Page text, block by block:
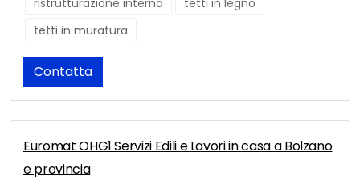
ristrutturazione interna
tetti in legno
tetti in muratura
Contatta
Euromat OHG1 Servizi Edili e Lavori in casa a Bolzano
e provincia